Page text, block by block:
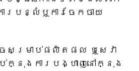
របន្លំឬការចែកចាយ
រួចសម្រាប់ផលិតផល ឬសេវា
នុងការបង្ហាញនៅក្នុង